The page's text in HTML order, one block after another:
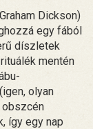
Dickson)
egy fából
díszletek
mentén
olyan
így egy nap